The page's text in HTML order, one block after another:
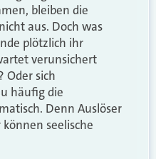
bleiben die
aus. Doch was
plötzlich ihr
verunsichert
Oder sich
häufig die
Denn Auslöser
seelische